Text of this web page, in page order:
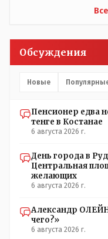
она все равно меня
скрываешься? Почему
Обсуждения
Новые
Пенсионер едва
тенге в Костанае
6 августа 2026 г.
День города в
Центральная
желающих
6 августа 2026 г.
Александр
чего?»
6 августа 2026 г.